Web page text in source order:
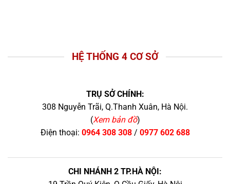
HỆ THỐNG 4 CƠ SỞ
TRỤ SỞ CHÍNH:
308 Nguyễn Trãi, Q.Thanh Xuân, Hà Nội.
(Xem bản đồ)
Điện thoại: 0964 308 308/ 0977 602 688
CHI NHÁNH 2 TP.HÀ NỘI: